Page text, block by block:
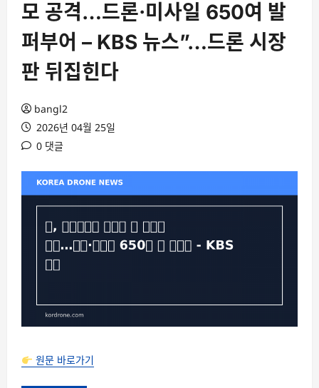
모 공격…드론·미사일 650여 발
퍼부어 – KBS 뉴스”…드론 시장
판 뒤집힌다
bangl2
2026년 04월 25일
0 댓글
원문 바로가기